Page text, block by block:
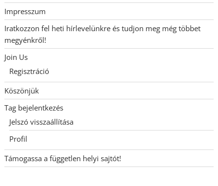
Impresszum
Iratkozzon fel heti hírlevelünkre és tudjon meg még többet
megyénkről!
Join Us
Regisztráció
Köszönjük
Tag bejelentkezés
Jelszó visszaállítása
Profil
Támogassa a független helyi sajtót!